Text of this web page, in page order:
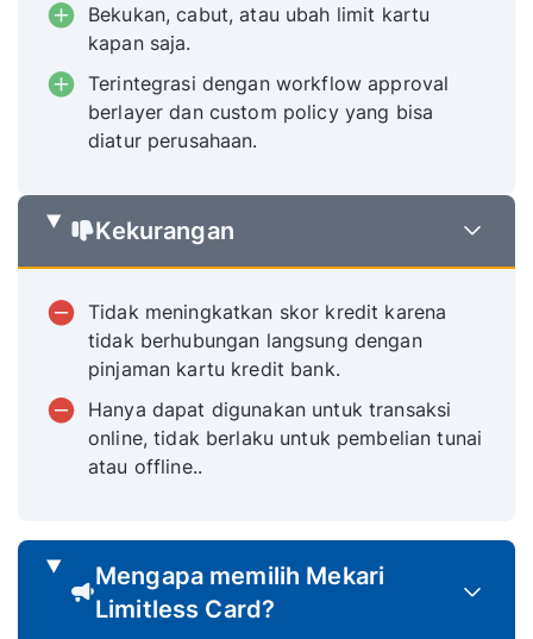
Bekukan, cabut, atau ubah limit kartu
kapan saja.
Terintegrasi dengan workflow approval
berlayer dan custom policy yang bisa
diatur perusahaan.
Kekurangan
Tidak meningkatkan skor kredit karena
tidak berhubungan langsung dengan
pinjaman kartu kredit bank.
Hanya dapat digunakan untuk transaksi
online, tidak berlaku untuk pembelian tunai
atau offline..
Mengapa memilih Mekari
Limitless Card?